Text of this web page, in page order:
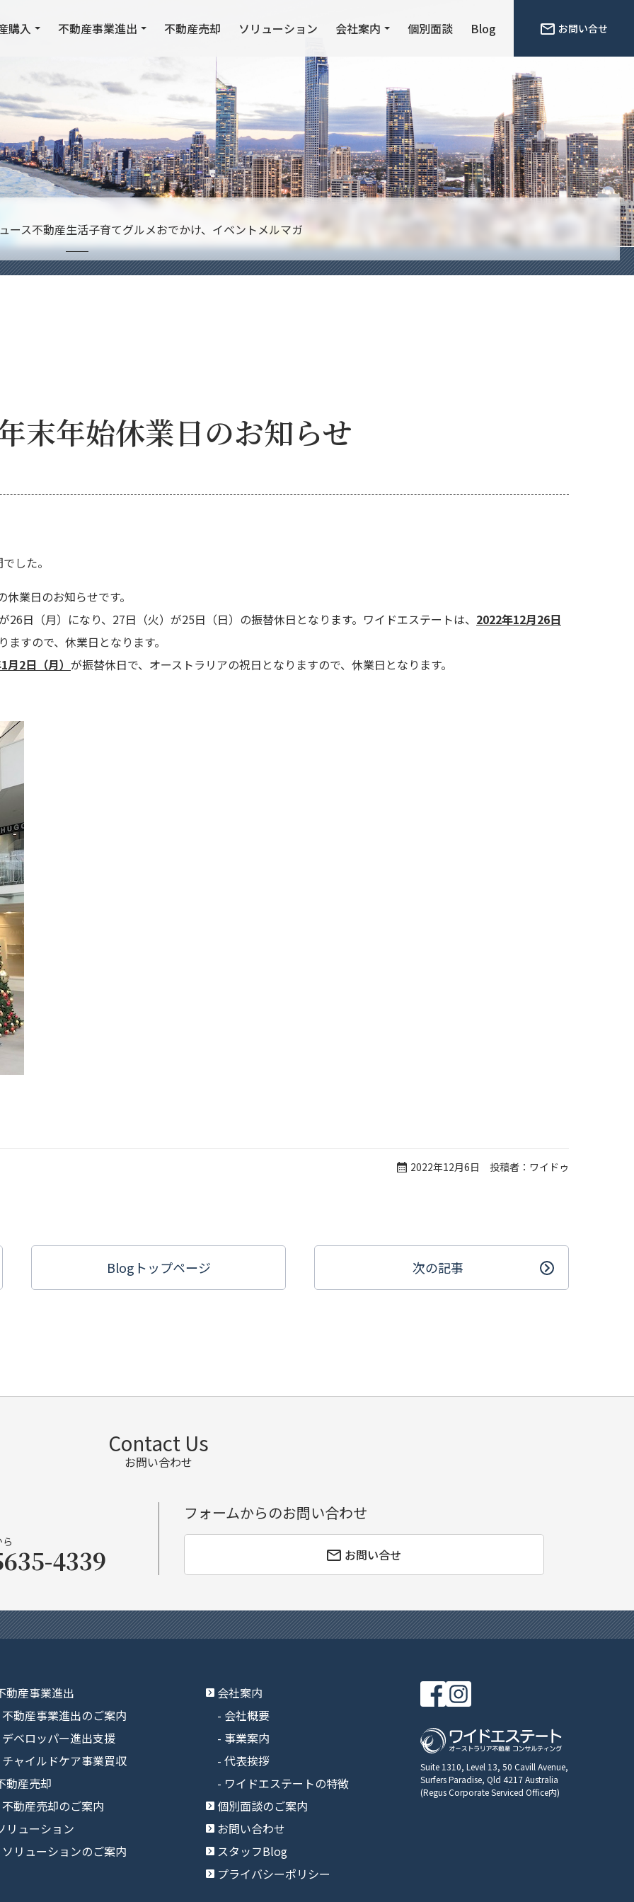
購入 不動産事業進出 不動産売却 ソリューション 会社案内 個別面談 Blog お問い合せ
ース不動産生活子育てグルメおでかけ、イベント メルマガ
末年始休業日のお知らせ
した。
業日のお知らせです。
日（月）になり、27日（火）が25日（日）の振替休日となります。ワイドエステートは、 2022年12月26日
すので、休業日となります。
月2日（月） が振替休日で、オーストラリアの祝日となりますので、休業日となります。
2022年12月6日 投稿者：ワイドゥ
Blogトップページ 次の記事
Contact Us
お問い合わせ
4339
フォームからのお問い合わせ
お問い合せ
動産事業進出
不動産事業進出のご案内
デベロッパー進出支援
チャイルドケア事業買収
動産売却
不動産売却のご案内
リューション
ソリューションのご案内
会社案内
会社概要
事業案内
代表挨拶
ワイドエステートの特徴
個別面談のご案内
お問い合わせ
スタッフBlog
プライバシーポリシー
Suite 1310, Level 13, 50 Cavill Avenue,
Surfers Paradise, Qld 4217 Australia
(Regus Corporate Serviced Office内)